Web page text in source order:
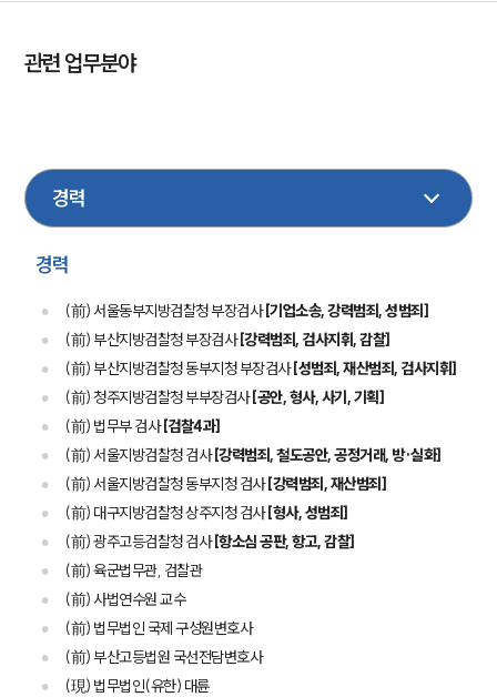
관련 업무분야
공정거래
경력
(前) 서울동부지방검찰청 부장검사[기업소송, 강력범죄, 성범죄]
(前) 부산지방검찰청 부장검사[강력범죄, 검사지휘, 감찰]
(前) 부산지방검찰청 동부지청 부장검사[성범죄, 재산범죄, 검사지휘]
(前) 청주지방검찰청 부부장검사[공안, 형사, 사기, 기획]
(前) 법무부 검사[검찰4과]
(前) 서울지방검찰청 검사[강력범죄, 철도공안, 공정거래, 방·실화]
(前) 서울지방검찰청 동부지청 검사[강력범죄, 재산범죄]
(前) 대구지방검찰청 상주지청 검사[형사, 성범죄]
(前) 광주고등검찰청 검사[항소심 공판, 항고, 감찰]
(前) 육군법무관, 검찰관
(前) 사법연수원 교수
(前) 법무법인 국제 구성원변호사
(前) 부산고등법원 국선전담변호사
(現) 법무법인(유한) 대륜